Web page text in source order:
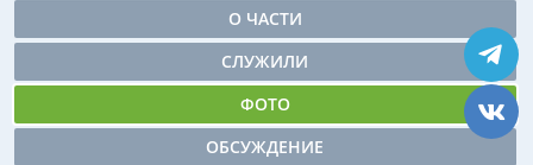
О ЧАСТИ
СЛУЖИЛИ
ФОТО
ОБСУЖДЕНИЕ